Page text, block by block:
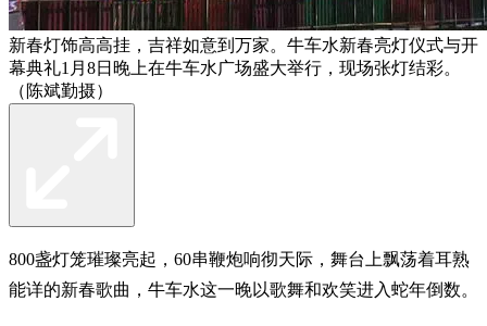
新春灯饰高高挂，吉祥如意到万家。牛车水新春亮灯仪式与开
幕典礼1月8日晚上在牛车水广场盛大举行，现场张灯结彩。
（陈斌勤摄）
800盏灯笼璀璨亮起，60串鞭炮响彻天际，舞台上飘荡着耳熟
能详的新春歌曲，牛车水这一晚以歌舞和欢笑进入蛇年倒数。